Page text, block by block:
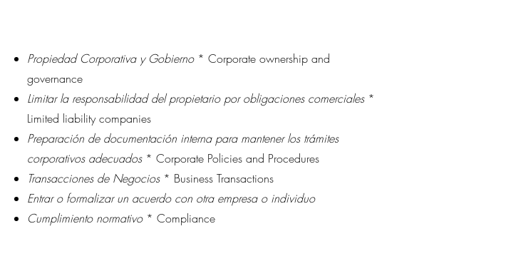
Propiedad Corporativa y Gobierno * Corporate ownership and
governance
Limitar la responsabilidad del propietario por obligaciones comerciales *
Limited liability companies
Preparación de documentación interna para mantener los trámites
corporativos adecuados * Corporate Policies and Procedures
Transacciones de Negocios* Business Transactions
Entrar o formalizar un acuerdo con otra empresa o individuo
Cumplimiento normativo* Compliance